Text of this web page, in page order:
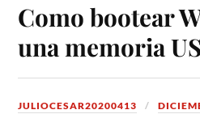
Como bootear
una memoria
JULIOCESAR20200413